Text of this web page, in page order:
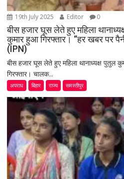
19th July 2025 Editor 0
बीस हजार घूस लेते हुए महिला
कुमार हुआ गिरफ्तार। “हर खबर पर
(IPN)
बीस हजार घूस लेते हुए महिला थानाध्यक्ष पुतुल
गिरफ्तार। चालक...
अपराध बिहार राज्य समस्तीपुर